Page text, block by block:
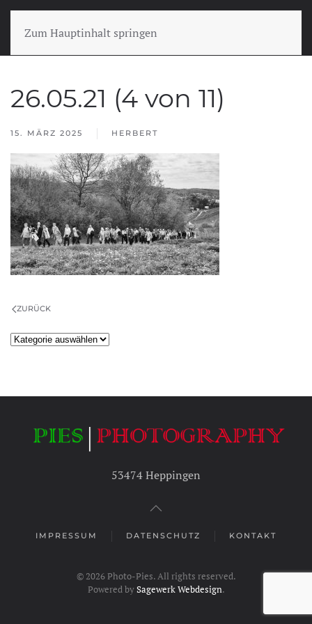
Zum Hauptinhalt springen
26.05.21 (4 von 11)
15. MÄRZ 2025 HERBERT
ZURÜCK
Kategorien
53474 Heppingen
IMPRESSUM DATENSCHUTZ KONTAKT
© 2026Photo-Pies. All rights reserved.
Powered bySagewerk Webdesign.